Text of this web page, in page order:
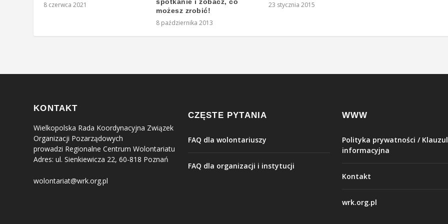
8 czerwca 2021
możesz zrobić!
8 października 2013
23 stycznia 2015
KONTAKT
Wielkopolska Rada Koordynacyjna Związek
Organizacji Pozarządowych
prowadzi Regionalne Centrum Wolontariatu
Adres: ul. Sienkiewicza 22, 60-818 Poznań
wolontariat@wrk.org.pl
CZĘSTE PYTANIA
FAQ dla wolontariuszy
FAQ dla organizacji i instytucji
WWW
Polityka prywatności /
informacyjna
Kontakt
wrk.org.pl